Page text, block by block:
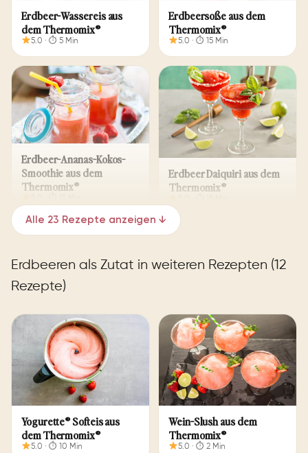
Erdbeer-Wassereis aus
dem Thermomix®
5.0 · ⏱ 5 Min
Erdbeersoße aus dem
Thermomix®
5.0 · ⏱ 15 Min
Erdbeer-Ananas-Kokos-
Smoothie aus dem
Thermomix®
Erdbeer Daiquiri aus dem
Thermomix®
Erdbeer-Käsekuchen ohne
Backen aus dem
Thermomix®
5.0 · ⏱ 265 Min
Schneller Erdbeerquark
aus dem Thermomix®
⏱ 7 Min
Alle 23 Rezepte anzeigen ↓
Erdbeeren als Zutat in weiteren Rezepten (12
Rezepte)
Yogurette® Softeis aus
dem Thermomix®
5.0 · ⏱ 10 Min
Wein-Slush aus dem
Thermomix®
5.0 · ⏱ 2 Min